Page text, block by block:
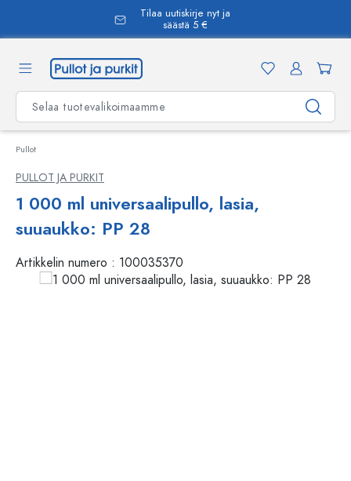
Tilaa uutiskirje nyt ja
säästä 5 €
Pullot
PULLOT JA PURKIT
1 000 ml universaalipullo, lasia,
suuaukko: PP 28
Artikkelin numero : 100035370